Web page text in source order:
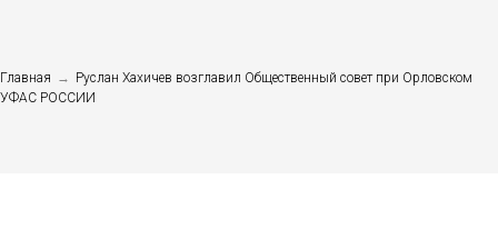
Главная → Руслан Хахичев возглавил Общественный совет при Орловском
УФАС РОССИИ